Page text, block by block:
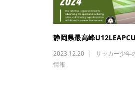
静岡県最高峰
2023.12.20 サッカー少年
情報